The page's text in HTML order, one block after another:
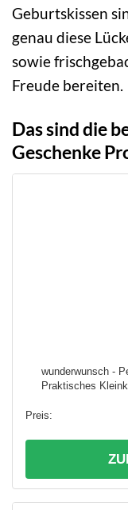
Geburtskissen
genau diese
sowie
Freude bereiten.
Das sind die
Geschenke
wunderwunsch -
Praktisches